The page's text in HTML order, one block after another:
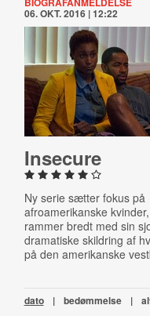
06. OKT. 2016 | 12:22
Insecure
Ny serie sætter fokus på
afroamerikanske
rammer bredt med sin
dramatiske skildring af
på den amerikanske
dato | bedømmelse |